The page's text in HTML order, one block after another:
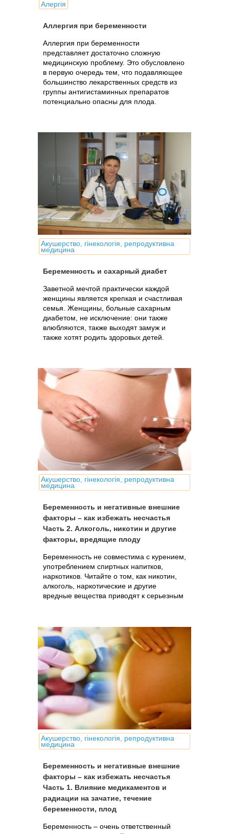
Алергія
Аллергия при беременности
Аллергия при беременности
представляет достаточно сложную
медицинскую проблему. Это обусловлено
в первую очередь тем, что подавляющее
большинство лекарственных средств из
группы антигистаминных препаратов
потенциально опасны для плода.
Акушерство, гінекологія, репродуктивна
медицина
Беременность и сахарный диабет
Заветной мечтой практически каждой
женщины является крепкая и счастливая
семья. Женщины, больные сахарным
диабетом, не исключение: они также
влюбляются, также выходят замуж и
также хотят родить здоровых детей.
Акушерство, гінекологія, репродуктивна
медицина
Беременность и негативные внешние
факторы – как избежать несчастья
Часть 2. Алкоголь, никотин и другие
факторы, вредящие плоду
Беременность не совместима с курением,
употреблением спиртных напитков,
наркотиков. Читайте о том, как никотин,
алкоголь, наркотические и другие
вредные вещества приводят к серьезным
Акушерство, гінекологія, репродуктивна
медицина
Беременность и негативные внешние
факторы – как избежать несчастья
Часть 1. Влияние медикаментов и
радиации на зачатие, течение
беременности, плод
Беременность – очень ответственный